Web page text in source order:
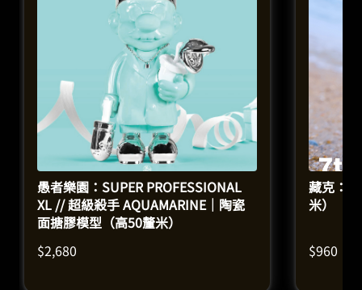
愚者樂園：SUPER PROFESSIONAL
XL // 超級殺手 AQUAMARINE｜陶瓷
面搪膠模型（高50釐米）
$2,680
藏克：
米）
$960